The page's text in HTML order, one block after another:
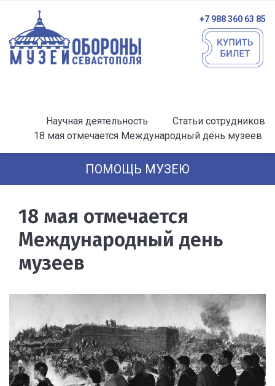
+7 988 360 63 85
Научная деятельность
Статьи сотрудников
18 мая отмечается Международный день музеев
ПОМОЩЬ МУЗЕЮ
18 мая отмечается
Международный день
музеев